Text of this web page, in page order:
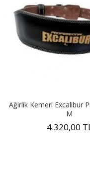
Ağirlik Kemeri Excalibur
M
4.320,00